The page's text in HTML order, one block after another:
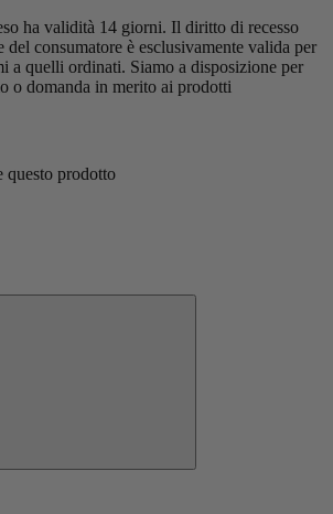
ha validità 14 giorni. Il diritto di recesso
del consumatore è esclusivamente valida per
a quelli ordinati. Siamo a disposizione per
o domanda in merito ai prodotti
questo prodotto